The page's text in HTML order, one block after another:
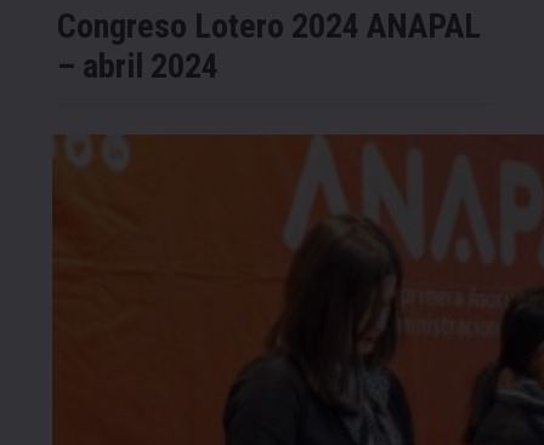
Congreso Lotero 2024 ANAPAL
– abril 2024